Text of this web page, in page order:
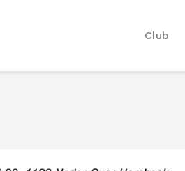
Club